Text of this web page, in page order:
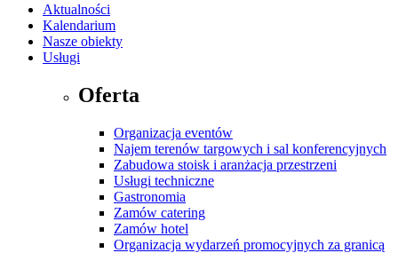
Aktualności
Kalendarium
Nasze obiekty
Usługi
Oferta
Organizacja eventów
Najem terenów targowych i sal konferencyjnych
Zabudowa stoisk i aranżacja przestrzeni
Usługi techniczne
Gastronomia
Zamów catering
Zamów hotel
Organizacja wydarzeń promocyjnych za granicą